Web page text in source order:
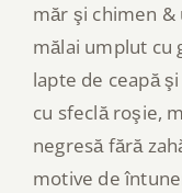
măr şi chimen &
mălai umplut cu
lapte de ceapă
cu sfeclă roşie,
negresă fără
motive de